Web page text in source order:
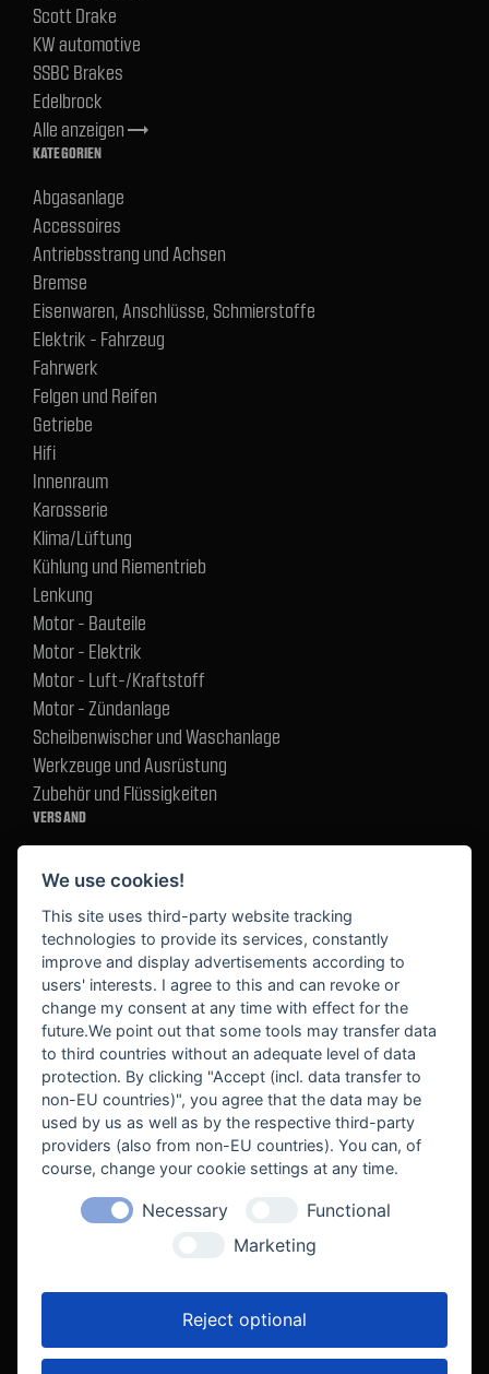
Scott Drake
KW automotive
SSBC Brakes
Edelbrock
Alle anzeigentrending_flat
KATEGORIEN
Abgasanlage
Accessoires
Antriebsstrang und Achsen
Bremse
Eisenwaren, Anschlüsse, Schmierstoffe
Elektrik - Fahrzeug
Fahrwerk
Felgen und Reifen
Getriebe
Hifi
Innenraum
Karosserie
Klima/Lüftung
Kühlung und Riementrieb
Lenkung
Motor - Bauteile
Motor - Elektrik
Motor - Luft-/Kraftstoff
Motor - Zündanlage
Scheibenwischer und Waschanlage
Werkzeuge und Ausrüstung
Zubehör und Flüssigkeiten
VERSAND
BEKANNT AUS
We use cookies!
This site uses third-party website tracking
technologies to provide its services, constantly
improve and display advertisements according to
users' interests. I agree to this and can revoke or
change my consent at any time with effect for the
future.We point out that some tools may transfer data
to third countries without an adequate level of data
protection. By clicking "Accept (incl. data transfer to
non-EU countries)", you agree that the data may be
used by us as well as by the respective third-party
providers (also from non-EU countries). You can, of
course, change your cookie settings at any time.
Necessary
Functional
Marketing
Reject optional